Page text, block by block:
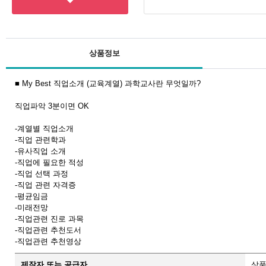
상품정보
■ My Best 직업소개 (교육계열) 과학교사란 무엇일까?
직업파악 3분이면 OK
-계열별 직업소개
-직업 관련학과
-유사직업 소개
-직업에 필요한 적성
-직업 선택 과정
-직업 관련 자격증
-평균임금
-미래전망
-직업관련 진로 과목
-직업관련 추천도서
-직업관련 추천영상